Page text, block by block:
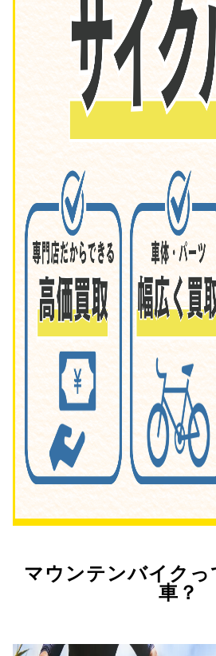
マウンテンバイク
車？